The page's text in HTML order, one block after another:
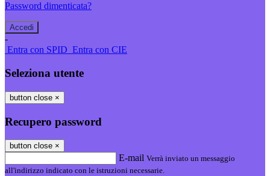
Password dimenticata?
-
Entra con SPID Entra con CIE
Seleziona utente
button close ×
Recupero password
button close ×
E-mail Verrà inviato un messaggio
all'indirizzo indicato con le istruzioni necessarie.